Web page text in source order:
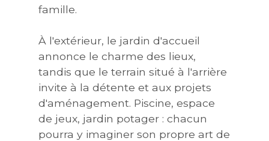
famille.
À l'extérieur, le jardin d'accueil
annonce le charme des lieux,
tandis que le terrain situé à l'arrière
invite à la détente et aux projets
d'aménagement. Piscine, espace
de jeux, jardin potager : chacun
pourra y imaginer son propre art de